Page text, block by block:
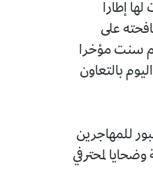
إطارا
على
ثم سنت مؤخرا
بالتعاون
للمهاجرين
وضحايا لمحترفي